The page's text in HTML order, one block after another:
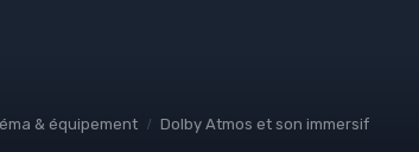
& équipement Dolby Atmos et son immersif